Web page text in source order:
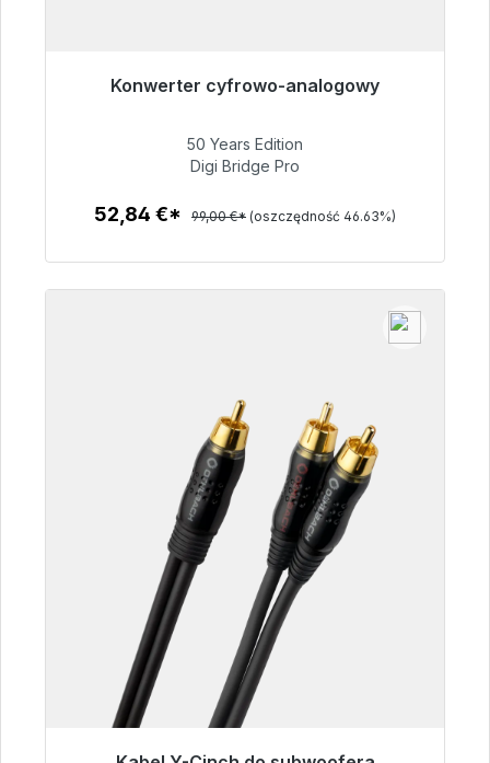
Konwerter cyfrowo-analogowy
Gotowy do natychmiastowej wysyłki, czas
52,84 €
50 Years Edition
Digi Bridge Pro
52,84 €* 99,00 €* (oszczędność 46.63%)